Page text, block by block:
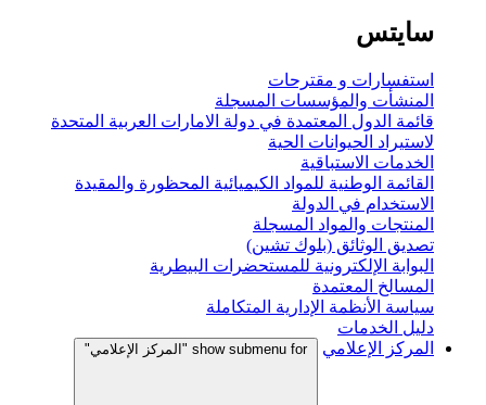
سايتس
استفسارات و مقترحات
المنشأت والمؤسسات المسجلة
قائمة الدول المعتمدة في دولة الامارات العربية المتحدة
لاستيراد الحيوانات الحية
الخدمات الاستباقية
القائمة الوطنية للمواد الكيميائية المحظورة والمقيدة
الاستخدام في الدولة
المنتجات والمواد المسجلة
تصديق الوثائق (بلوك تشين)
البوابة الإلكترونية للمستحضرات البيطرية
المسالخ المعتمدة
سياسة الأنظمة الإدارية المتكاملة
دليل الخدمات
المركز الإعلامي
show submenu for "المركز الإعلامي"